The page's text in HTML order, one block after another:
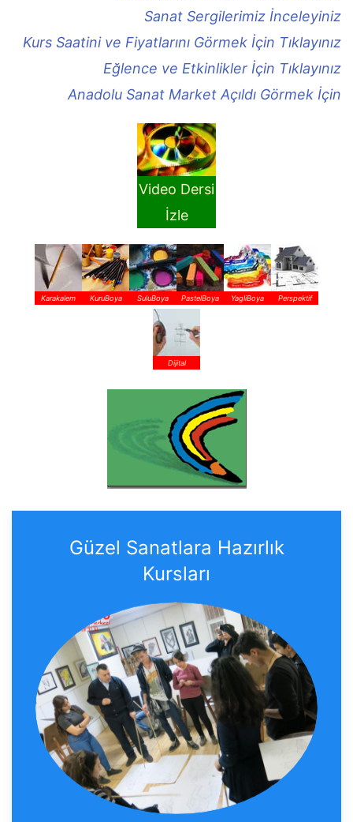
Sanat Sergilerimiz İnceleyiniz
Kurs Saatini ve Fiyatlarını Görmek İçin Tıklayınız
Eğlence ve Etkinlikler İçin Tıklayınız
Anadolu Sanat Market Açıldı Görmek İçin
Video Dersi
İzle
Karakalem KuruBoya SuluBoya PastelBoya YagliBoya Perspektif
Dijital
Güzel Sanatlara Hazırlık
Kursları